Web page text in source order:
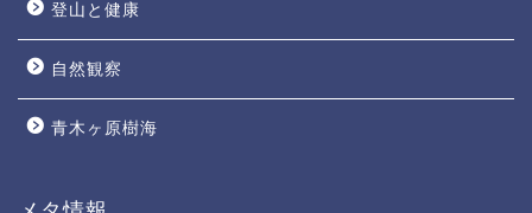
登山と健康
自然観察
青木ヶ原樹海